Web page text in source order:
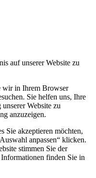
auf unserer Website zu
wir in Ihrem Browser
Sie helfen uns, Ihre
Website zu
anzuzeigen.
Sie akzeptieren möchten,
anpassen“ klicken.
stimmen Sie der
finden Sie in